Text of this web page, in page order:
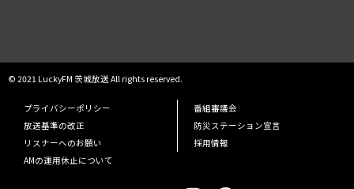
© 2021 LuckyFM 茨城放送 All rights reserved.
プライバシーポリシー
番組審議会
放送基準の改正
防災ステーション宣言
リスナーへのお願い
採用情報
AMの運用休止について